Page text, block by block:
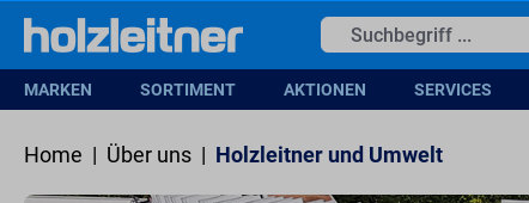
Zur Hauptnavigation springen
MARKEN SORTIMENT AKTIONEN SERVICES
Home | Über uns | Holzleitner und Umwelt